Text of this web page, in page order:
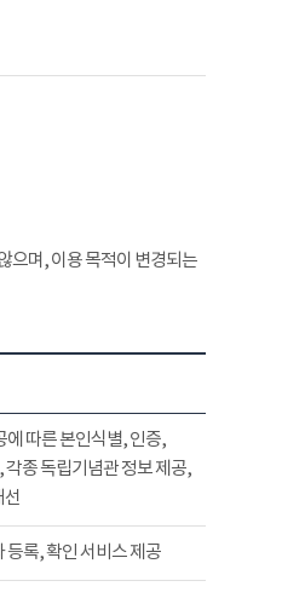
으며, 이용 목적이 변경되는
에 따른 본인식별, 인증,
종 독립기념관 정보 제공,
선
등록, 확인 서비스 제공